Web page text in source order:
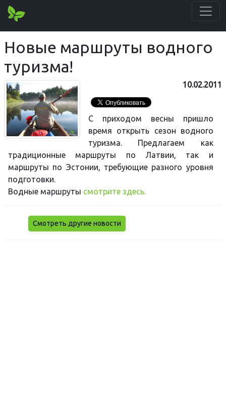
Новые маршруты водного
туризма!
10.02.2011
С приходом весны пришло
время открыть сезон водного
туризма. Предлагаем как
традиционные маршруты по Латвии, так и
маршруты по Эстонии, требующие разного уровня
подготовки.
Водные маршруты смотрите здесь.
Смотреть другие новости